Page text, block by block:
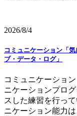
2026/8/4
コミュニケーション「
ブ・データ・ログ」
コミュニケーショ
ニケーションプロ
スした練習を行っ
ニケーション能力